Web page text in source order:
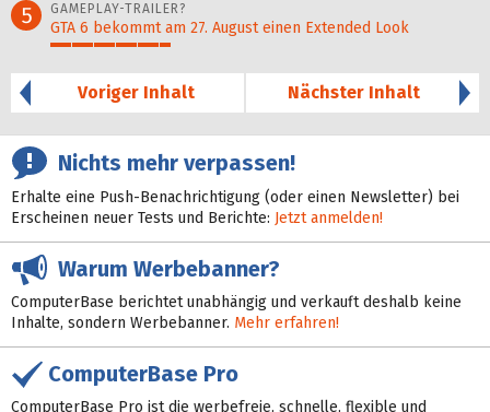
5 GAMEPLAY-TRAILER?
GTA 6 bekommt am 27. August einen Extended Look
Voriger Inhalt
Nächster Inhalt
Nichts mehr verpassen!
Erhalte eine Push-Benachrichtigung (oder einen Newsletter) bei
Erscheinen neuer Tests und Berichte: Jetzt anmelden!
Warum Werbebanner?
ComputerBase berichtet unabhängig und verkauft deshalb keine
Inhalte, sondern Werbebanner. Mehr erfahren!
ComputerBase Pro
ComputerBase Pro ist die werbefreie, schnelle, flexible und